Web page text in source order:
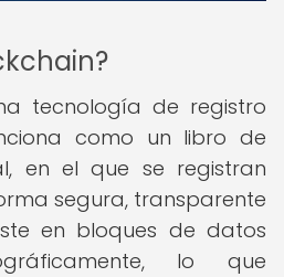
tecnología de registro
como un libro de
en el que se registran
segura, transparente
en bloques de datos
lo que